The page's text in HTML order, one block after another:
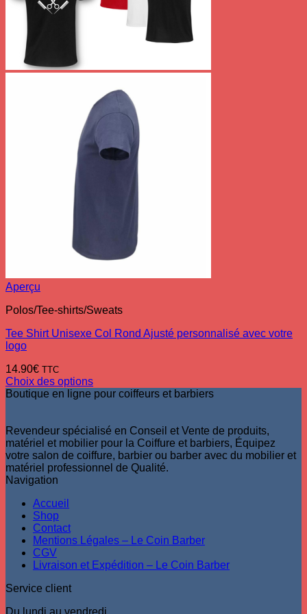
Aperçu
Polos/Tee-shirts/Sweats
Tee Shirt Unisexe Col Rond Ajusté personnalisé avec votre
logo
14.90€ TTC
Choix des options
Ce
plusieurs
variations.
Les
options
peuvent
choisies
page
produit
Boutique en ligne pour coiffeurs et barbiers
Revendeur spécialisé en Conseil et Vente de produits,
matériel et mobilier pour la Coiffure et barbiers, Équipez
votre salon de coiffure, barbier ou barber avec du mobilier et
matériel professionnel de Qualité.
Navigation
Accueil
Shop
Contact
Mentions Légales – Le Coin Barber
CGV
Livraison et Expédition – Le Coin Barber
Service client
Du lundi au vendredi